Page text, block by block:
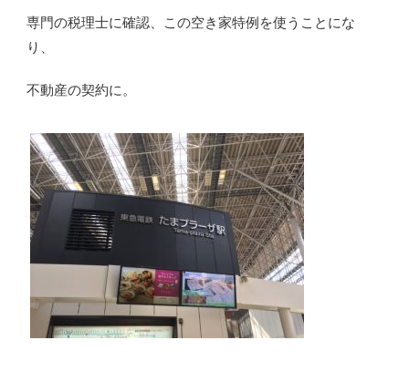
専門の税理士に確認、この空き家特例を使うことにな
り、
不動産の契約に。